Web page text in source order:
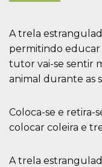
A trela
permitindo educar
tutor vai-se sentir
animal durante as
Coloca-se e retira-
colocar coleira e
A trela